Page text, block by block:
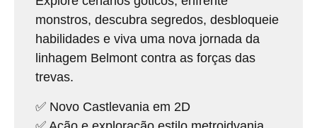
monstros, descubra segredos, desbloqueie
habilidades e viva uma nova jornada da
linhagem Belmont contra as forças das
trevas.
✅ Novo Castlevania em 2D